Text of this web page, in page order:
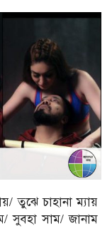
তুঝে চাহানা ম্যায়
সুবহা সাম/ জানাম